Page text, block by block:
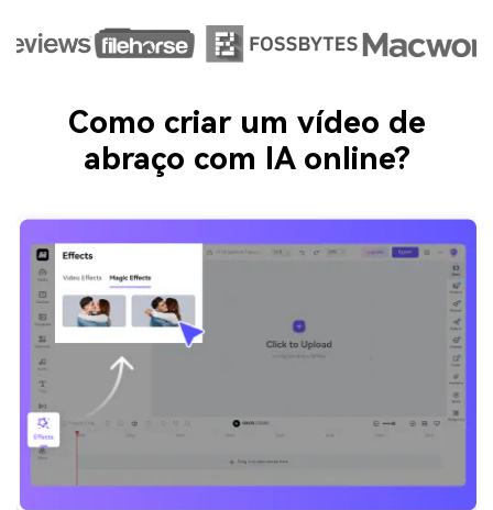
Como criar um vídeo de
abraço com IA online?